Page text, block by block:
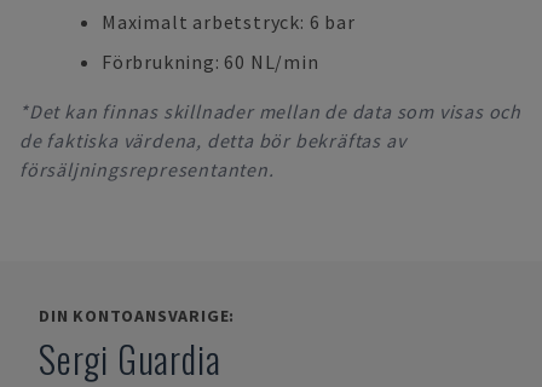
Maximalt arbetstryck: 6 bar
Förbrukning: 60 NL/min
*Det kan finnas skillnader mellan de data som visas och
de faktiska värdena, detta bör bekräftas av
försäljningsrepresentanten.
DIN KONTOANSVARIGE:
Sergi Guardia